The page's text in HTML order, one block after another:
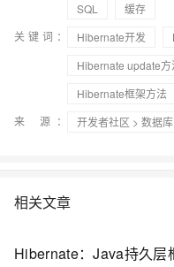
SQL
缓存
关键词：
Hibernate开发
Hibernate update方
Hibernate框架方法
来 源：
开发者社区 > 数据库
相关文章
Hibernate：Java持久层